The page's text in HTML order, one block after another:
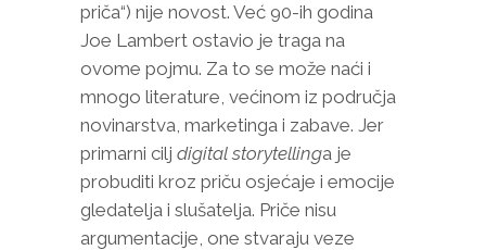
priča“) nije novost. Već 90-ih godina
Joe Lambert ostavio je traga na
ovome pojmu. Za to se može naći i
mnogo literature, većinom iz područja
novinarstva, marketinga i zabave. Jer
primarni cilj digital storytellinga je
probuditi kroz priču osjećaje i emocije
gledatelja i slušatelja. Priče nisu
argumentacije, one stvaraju veze